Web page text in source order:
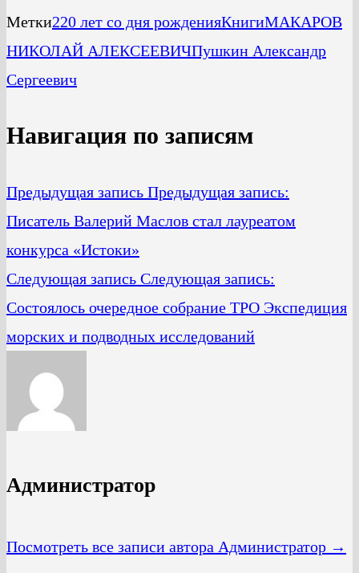
Метки220 лет со дня рожденияКнигиМАКАРОВ
НИКОЛАЙ АЛЕКСЕЕВИЧПушкин Александр
Сергеевич
Навигация по записям
Предыдущая запись Предыдущая запись:
Писатель Валерий Маслов стал лауреатом
конкурса «Истоки»
Следующая запись Следующая запись:
Состоялось очередное собрание ТРО Экспедиция
морских и подводных исследований
Администратор
Посмотреть все записи автора Администратор →